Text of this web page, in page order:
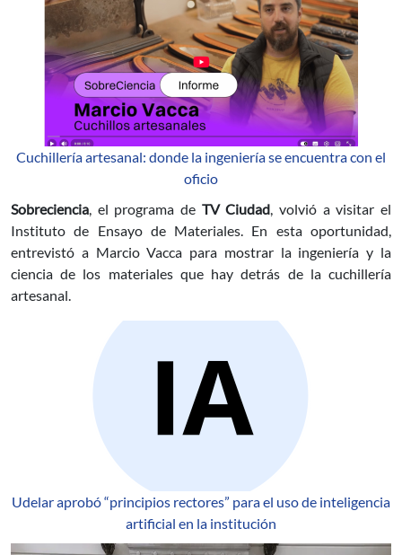
Cuchillería artesanal: donde la ingeniería se encuentra con el
oficio
Sobreciencia, el programa de TV Ciudad, volvió a visitar el
Instituto de Ensayo de Materiales. En esta oportunidad,
entrevistó a Marcio Vacca para mostrar la ingeniería y la
ciencia de los materiales que hay detrás de la cuchillería
artesanal.
Udelar aprobó “principios rectores” para el uso de inteligencia
artificial en la institución